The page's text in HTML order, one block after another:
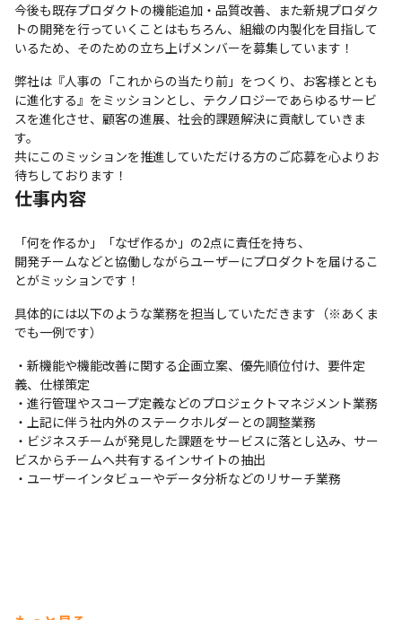
今後も既存プロダクトの機能追加・品質改善、また新規プロダク
トの開発を行っていくことはもちろん、組織の内製化を目指して
いるため、そのための立ち上げメンバーを募集しています！
弊社は『人事の「これからの当たり前」をつくり、お客様ととも
に進化する』をミッションとし、テクノロジーであらゆるサービ
スを進化させ、顧客の進展、社会的課題解決に貢献していきま
す。
共にこのミッションを推進していただける方のご応募を心よりお
待ちしております！
仕事内容
「何を作るか」「なぜ作るか」の2点に責任を持ち、
開発チームなどと協働しながらユーザーにプロダクトを届けるこ
とがミッションです！
具体的には以下のような業務を担当していただきます（※あくま
でも一例です）
・新機能や機能改善に関する企画立案、優先順位付け、要件定
義、仕様策定
・進行管理やスコープ定義などのプロジェクトマネジメント業務
・上記に伴う社内外のステークホルダーとの調整業務
・ビジネスチームが発見した課題をサービスに落とし込み、サー
ビスからチームへ共有するインサイトの抽出
・ユーザーインタビューやデータ分析などのリサーチ業務